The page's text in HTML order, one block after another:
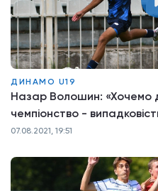
ДИНАМО U19
Назар Волошин: «Хочемо
чемпіонство -
07.08.2021, 19:51